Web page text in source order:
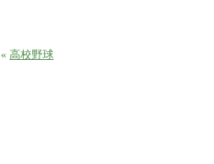
« 高校野球